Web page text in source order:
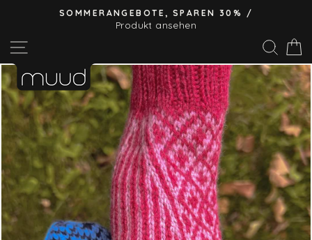
Inhalt
Pause
SOMMERANGEBOTE, SPAREN 30% /
Produkt ansehen